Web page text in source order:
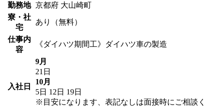
勤務地 京都府 大山崎町
寮・社
宅
あり（無料）
仕事内
容
《ダイハツ期間工》ダイハツ車の製造
入社日
9月
21日
10月
5日 12日 19日
※目安になります、表記なしは面接時にご相談く